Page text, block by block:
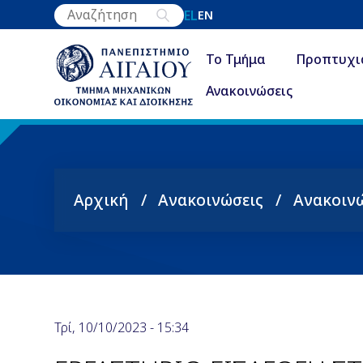
Παράκαμψη
προς
περιεχόμενο
ELEN
Το Τμήμα
Ανακοινώσεις
Breadcrumb
Αρχική Ανακοινώσεις
Τρί, 10/10/2023 - 15:34